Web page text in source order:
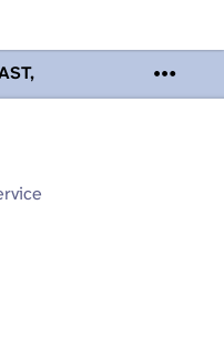
zur